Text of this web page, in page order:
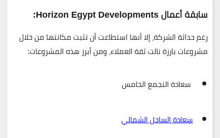
سابقة أعمال Horizon Egypt Developments:
رغم حداثة الشركة، إلا أنها استطاعت أن تثبت مكانتها من خلال
مشروعات بارزة نالت ثقة العملاء، ومن أبرز هذه المشروعات:
سعادة التجمع الخامس
سعادة الساحل الشمالي